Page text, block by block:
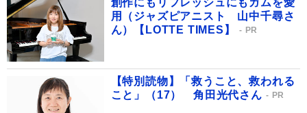
用（ジャズピアニスト 山中千尋さ
ん）【LOTTE TIMES】
PR
【特別読物】「救うこと、救われる
こと」（17） 角田光代さん
PR